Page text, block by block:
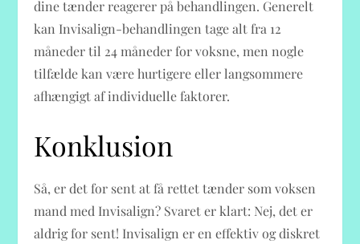
dine tænder reagerer på behandlingen. Generelt
kan Invisalign-behandlingen tage alt fra 12
måneder til 24 måneder for voksne, men nogle
tilfælde kan være hurtigere eller langsommere
afhængigt af individuelle faktorer.
Konklusion
Så, er det for sent at få rettet tænder som voksen
mand med Invisalign? Svaret er klart: Nej, det er
aldrig for sent! Invisalign er en effektiv og diskret